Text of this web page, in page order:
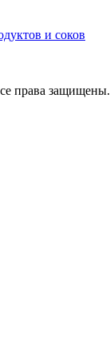
и соков
права защищены.